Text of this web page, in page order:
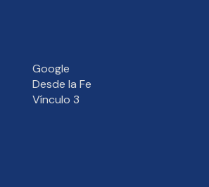
Google
Desde la Fe
Vínculo 3